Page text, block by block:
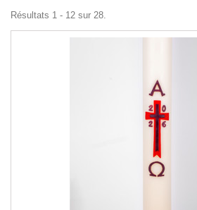
Résultats 1 - 12 sur 28.